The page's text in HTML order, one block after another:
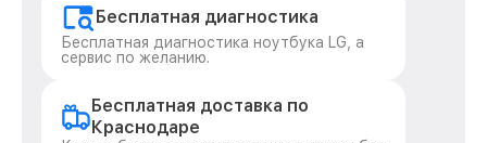
Бесплатная диагностика
Бесплатная диагностика ноутбука LG, а
сервис по желанию.
Бесплатная доставка по
Краснодаре